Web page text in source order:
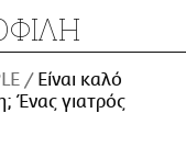
Είναι καλό
Ένας γιατρός